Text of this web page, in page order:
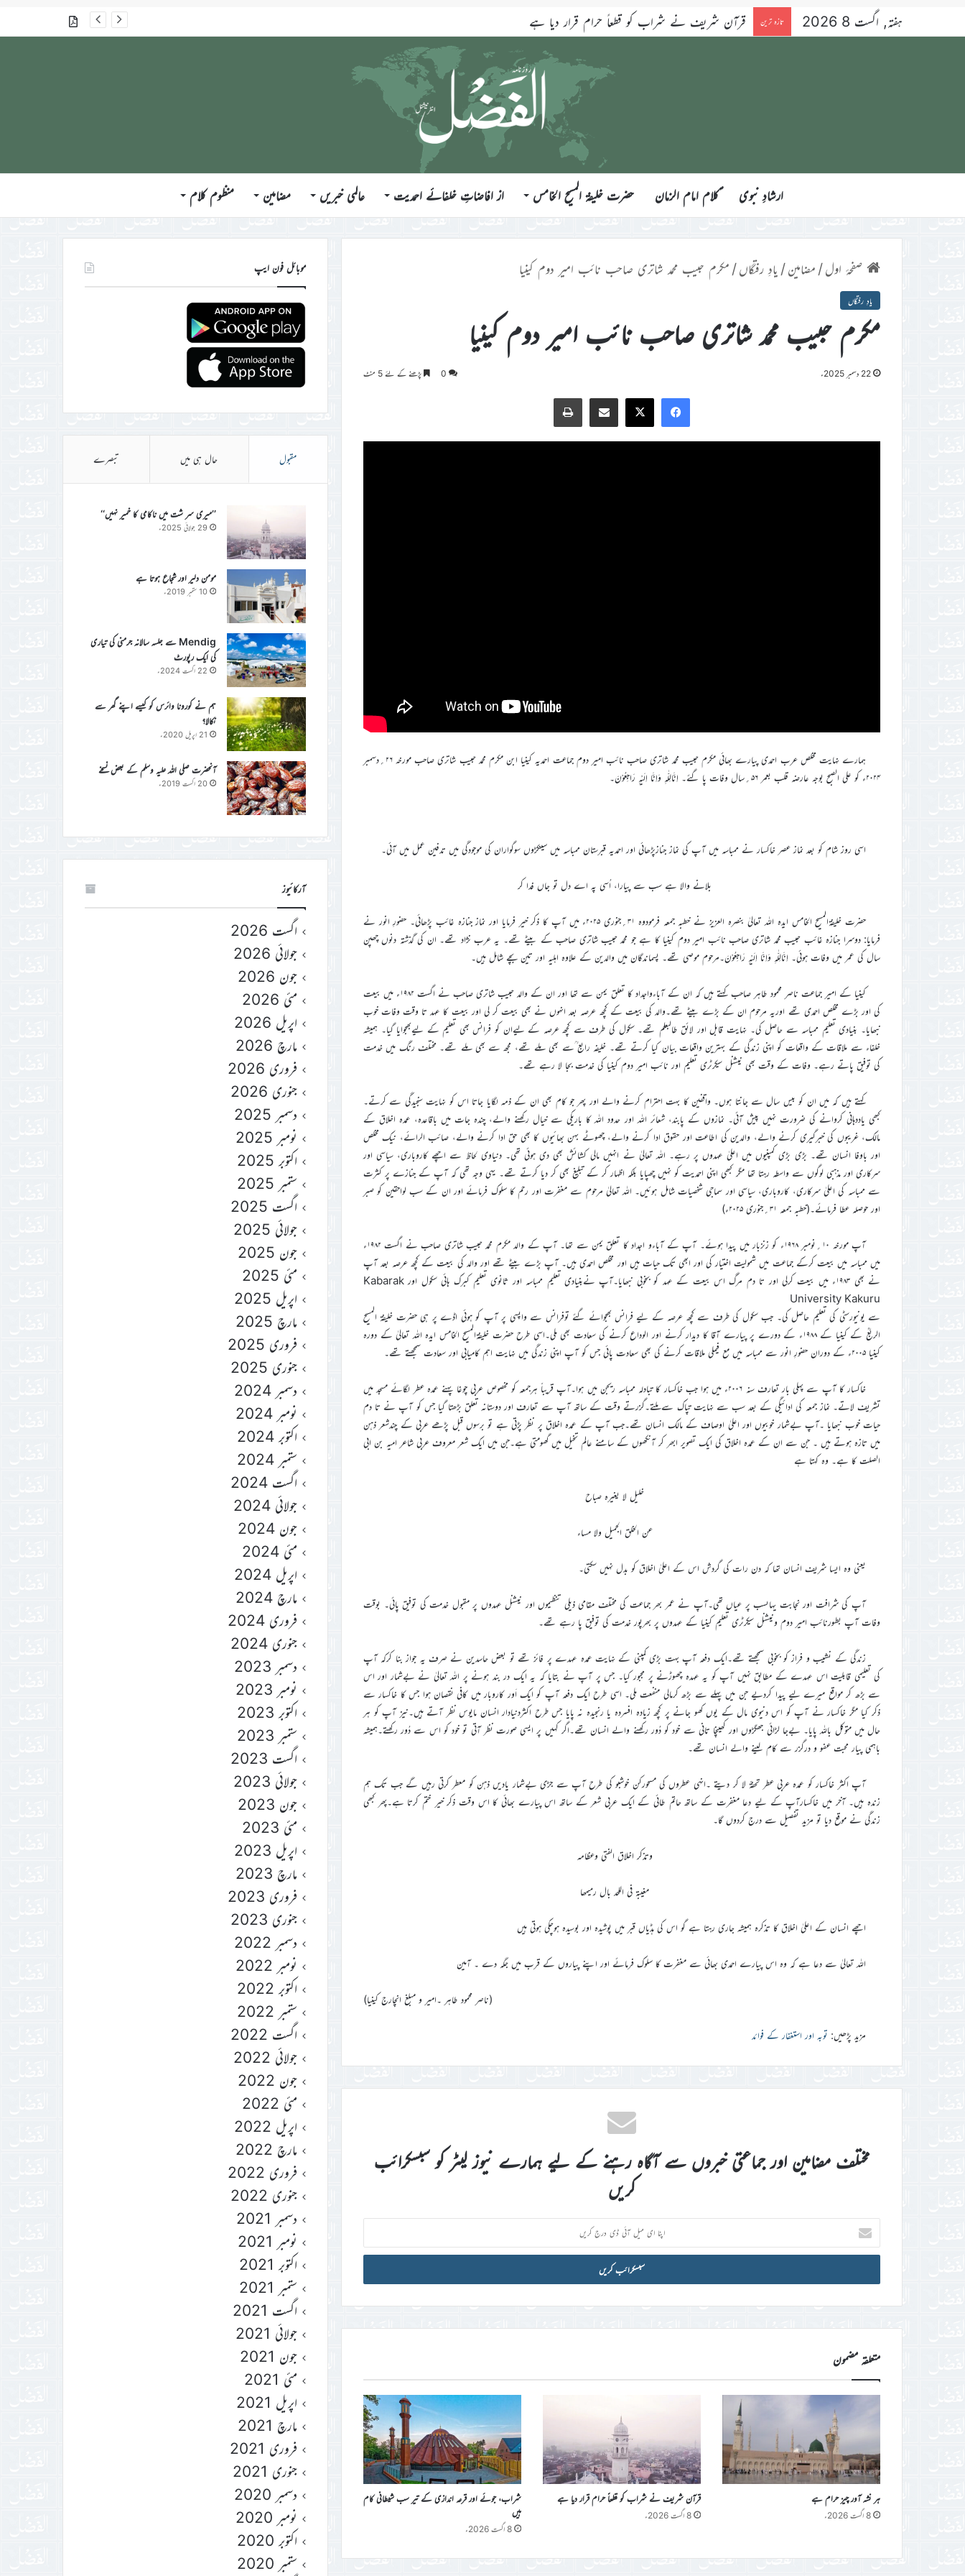
ہفتہ, اگست 8 2026 تازہ ترین قرآن شریف نے شراب کو قطعاً حرام قرار دیا ہے گذشتہ شمارے
ارشادِ نبوی ؑکلام امام الزمان حضرت خلیفۃ المسیح الخامس از افاضاتِ خلفائے احمدیت عالمی خبریں مضامین منظوم کلام
صفحۂ اول/ مضامین/ یادِ رفتگاں/ مکرم حبیب محمد شاتری صاحب نائب امیر دوم کینیا
یادِ رفتگاں
مکرم حبیب محمد شاتری صاحب نائب امیر دوم کینیا
22 دسمبر 2025ء 0 پڑھنے کے لئے 5 منٹ
Facebook
X
Share via Email
Print
ہمارے نہایت مخلص عرب احمدی پیارے بھائی مکرم حبیب محمد شاتری صاحب نائب امیر دوم جماعت احمدیہ کینیا ابن مکرم محمد حبیب شاتری صاحب مورخہ ۲۶؍دسمبر
۲۰۲۴ء کو علی الصبح بوجہ عارضہ قلب بعمر ۵۶؍سال وفات پا گئے۔ اِنَّالِلّٰہِ وَاِنَّا اِلَیْہِ رَاجِعُوْنَ۔
اسی روز شام کو بعد نماز عصر خاکسار نے ممباسہ میں آپ کی نماز جنازپڑھائی اور احمدیہ قبرستان ممباسہ میں سینکڑوں سوگواران کی موجودگی میں تدفین عمل میں آئی۔
بلانے والا ہے سب سے پیارا، اُسی پہ اے دل تو جاں فدا کر
حضرت خلیفۃالمسیح الخامس ایدہ اللہ تعالیٰ بنصرہ العزیز نے خطبہ جمعہ فرمودوہ ۳۱؍جنوری ۲۰۲۵ء میں آپ کا ذکر خیر فرمایا اور نماز جنازہ غائب پڑھائی۔ حضورِ انور نے
فرمایا: دوسرا جنازہ غائب حبیب محمد شاتری صاحب نائب امیر دوم کینیا کا ہے جو محمد حبیب شاتری صاحب کے بیٹے تھے۔ یہ عرب نژاد تھے۔ ان کی گذشتہ دنوں چھپن
سال کی عمر میں وفات ہوئی۔ اِنَّالِلّٰہِ وَاِنَّا اِلَیْہِ رَاجِعُوْنَ۔مرحوم موصی تھے۔ پسماندگان میں والدین کے علاوہ اہلیہ اور تین بچے شامل ہیں۔
کینیا کے امیر جماعت ناصر محمود طاہر صاحب کہتے ہیں کہ ان کے آباءواجداد کا تعلق یمن سے تھا اور ان کے والد حبیب شاتری صاحب نے اگست ۱۹۸۲ء میں بیعت
کی اور بڑے مخلص احمدی تھے اوریہ مرحوم ان کے بڑے بیٹے تھے۔والد کی بیعت کے کچھ عرصہ بعد انہوں نے بھی بیعت کر لی اور بیعت کا عہد تا وقت وفات خوب
نبھایا۔ بنیادی تعلیم ممباسہ سے حاصل کی۔ نہایت قابل اور لائق طالبعلم تھے۔ سکول کی طرف سے کچھ عرصہ کے لیےان کو فرانس بھی تعلیم کے لیےبھجوایا گیا۔ ہمیشہ
خلفاء سے ملاقات کے واقعات کو اپنی زندگی کے بہترین واقعات بیان کیا کرتے تھے۔ خلیفہ رابع ؒسے بھی ملے تھے، مجھ سے بھی ملے تھے۔ مختلف رنگ میں خدمت
کی توفیق پاتے رہے۔ وفات کے وقت بھی نیشنل سیکرٹری تعلیم اور نائب امیر دوم کینیا کی خدمت بجا لا رہے تھے۔
کہتے ہیں کہ میں ان کو بیس سال سے جانتا ہوں۔ واقفین کا بہت احترام کرنے والے اور پھر جو کام بھی ان کے ذمہ لگایا جاتا اس کو نہایت سنجیدگی سے کرتے۔
کبھی یاددہانی کروانے کی ضرورت نہیں پیش آئی۔ نمازوں کے پابند، شعائر اللہ اور حدود اللہ کا باریکی سے خیال رکھنے والے، چندہ جات میں باقاعدہ، عمدہ اخلاق کے
مالک، غریبوں کی خبرگیری کرنے والے، والدین کی اطاعت اور حقوق ادا کرنے والے، چھوٹے بہن بھائیوں کا بھی حق ادا کرنے والے، صائب الرائے، نیک مخلص
اور باوفا انسان تھے۔ بڑی بڑی کمپنیوں میں اعلیٰ عہدوں پر رہے۔ اللہ تعالیٰ نے انہیں مالی کشائش بھی دی ہوئی تھی۔ دنیاوی لحاظ سے اچھے کاروباری، سیاسی اور
سرکاری اور مذہبی لوگوں سے واسطہ رہتا تھا مگر کبھی اپنی احمدیت کو نہیں چھپایا بلکہ اظہار کر کے تبلیغ بھی کر دیا کرتے تھے۔ یہی وجہ تھی کہ آپ کے جنازے پر کثرت
سے ممباسہ کی اعلیٰ سرکاری، کاروباری، سیاسی اور سماجی شخصیات شامل ہوئیں۔ اللہ تعالیٰ مرحوم سے مغفرت اور رحم کا سلوک فرمائے اور ان کے سب لواحقین کو صبر
اور حوصلہ عطا فرمائے۔(خطبہ جمعہ ۳۱؍جنوری ۲۰۲۵ء)
آپ مورخہ ۱۰؍نومبر ۱۹۶۸ء کو زنزبار میں پیدا ہوئے۔ آپ کے آباءو اجداد کا تعلق یمن سے تھا۔ آپ کے والد مکرم محمد حبیب شاتری صاحب نے اگست ۱۹۸۲ء
میں ممباسہ میں بیعت کرکے جماعت میں شمولیت اختیار کی اور ابھی تک حیات ہیں اور مخلص احمدی ہیں۔ آپ بڑے بیٹے تھے اور والد کی بیعت کے کچھ عرصہ بعد آپ
نے بھی ۱۹۸۳ء میں بیعت کرلی اور تا دم مرگ اس بیعت کے عہد کو بخوبی نبھایا۔آپ نےبنیادی تعلیم ممباسہ اور ثانوی تعلیم کبرک ہائی سکول اور Kabarak
University Kakuru
سے یونیورسٹی کی تعلیم حاصل کی۔ جب سکول کی طرف سے کچھ عرصہ کے لیے فرانس بھجوائے گئے توفرانس سے واپسی پر آپ کو ہوئی اڈے پر ہی حضرت خلیفۃ المسیح
الربعؒ کے کینیا کے ۱۹۸۸ء کے دورے پر پیارے آقا کا دیدار کرنے اور الوداع کرنے کی سعادت بھی ملی۔اسی طرح حضرت خلیفۃالمسیح الخامس ایدہ اللہ تعالیٰ کے دورہ
کینیا ۲۰۰۵ء کے دوران حضورِ انور سے ممباسہ میں مع فیملی ملاقات کرنے کی بھی سعادت پائی جس کو آپ اپنی زندگی میں نہایت اہم کامیابی اور سعادت سمجھتے تھے۔
خاکسار کا آپ سے پہلی بار تعارف سنہ ۲۰۰۶ء میں ہوا جب خاکسار کا تبادلہ ممباسہ ریجن میں ہوا۔آپ قریباً ہرجمعہ کو مخصوص عربی چوغا پہنے عمدہ عطر لگائے مسجد میں
تشریف لاتے۔ نماز جمعہ کی ادائیگی کے بعد سب سے نہایت تپاک سے ملتے۔گزرتے وقت کے ساتھ آپ سے تعارف اور دوستانہ تعلق بڑھتا گیا جس کو آپ نے تا دم
حیات خوب نبھایا ۔آپ بےشمار خوبیوں اور اعلیٰ اوصاف کے مالک انسان تھے۔جب آپ کے عمدہ اخلاق پر نظر پڑتی ہے تو برسوں قبل پڑھے عربی کے چندشعر ذہن
میں تازہ ہوتے ہیں ۔ جن سے ان کے عمدہ اخلاق کی ایک تصویر ابھر کر آنکھوں کے سامنے عالم تخیل میں گھومتی ہے۔جن میں ایک شعر معروف عربی شاعر امیہ بن ابی
الصلت کا ہے۔ وہ کہتا ہے
خلیل لا یغیرہ صباح
عن الخلق الجمیل ولا مساء
یعنی وہ ایسا شریف انسان تھا کہ دن رات کی گردش اس کے اعلیٰ اخلاق کو بدل نہیں سکتی۔
آپ کی شرافت اور نجابت یہاںسب پر عیاں تھی۔آپ نے عمر بھر جماعت کی مختلف مقامی ذیلی تنظیموں اور نیشنل عہدوں پر مقبول خدمت کی توفیق پائی۔ بوقت
وفات آپ بطورنائب امیر دوم ونیشنل سیکرٹری تعلیم کینیا کے عہدوں پر بھرپور خدمت کی توفیق پا رہے تھے۔
زندگی کے نشیب و فراز کو بخوبی سمجھتے تھے۔ایک دفعہ آپ بہت بڑی کمپنی کے نہایت عمدہ عہدے پر فائز تھے تو بعض حاسدین نے صرف یہ جواز بنا کرکہ آپ
کی تعلیمی قابلیت اس عہدے کے مطابق نہیں آپ کو یہ عہدہ چھوڑنے پر مجبور کیا۔ جس پر آپ نے بتایا کہ یہ ایک در بند ہونے پر اللہ تعالیٰ نے بےشمار اور اس
سے بڑھ کر مواقع میرے لیے پیدا کردیے جن میں پہلے سے بڑھ کرمالی منفعت ملی۔ اسی طرح ایک دفعہ آپ کو ایک اَور کاروبار میں کافی نقصان ہوا جس کا خاکسار سے
ذکر کیا مگر خاکسار نے آپ کو اس دنیوی مال کے یوں کھو جانے پر کچھ زیادہ افسردہ یا رنجیدہ نہ پایا جس طرح اکثردنیادار انسان مایوس نظر آتے ہیں۔نیز آپ کو ہر
حال میں متوکل باللہ پایا۔ بےجا لڑائی جھگڑوں اور کھینچا تانی سے خود کو دُور رکھنے والے انسان تھے۔اگر کہیں پر ایسی صورت نظر آتی تو خود کو اس سے دُور رکھتے۔ہمیشہ
باہمی پیار محبت عفو و درگزر سے کام لینے والے انسان تھے۔
آپ اکثر خاکسار کو عمدہ عربی عطر تحفۃً لا کر دیتے ۔انہی عطروں کی مسحورکن خوشبو کی طرح آپ سے جڑی بےشمار یادیں ذہن کو معطر کرتی رہیں گے جب تک ہم
زندہ ہیں۔ آخر میں خاکسارآپ کے لیے دعا مغفرت کے ساتھ حاتم طائی کے ایک عربی شعر کے ساتھ اس پیارے بھائی کا اس وقت ذکر خیر ختم کرتا ہے۔پھر کبھی
زندگی نے موقع دیا تو مزید تفصیل سے درج کردوں گا۔
وتذکر اخلاق الفتی وعظامہ
مغیبۃ فی اللحد بال رمیمھا
اچھے انسان کے اعلیٰ اخلاق کا تذکرہ ہمیشہ جاری رہتا ہے گو اس کی ہڈیاں قبر میں پوشیدہ اور بوسیدہ ہوچکی ہوتی ہیں
اللہ تعالیٰ سے دعا ہے کہ وہ اس پیارے احمدی بھائی سے مغفرت کا سلوک فرمائے اور اپنے پیاروں کے قرب میں جگہ دے ۔ آمین
(ناصر محمود طاہر ۔امیر و مبلغ انچارج کینیا)
مزید پڑھیں: توبہ اور استغفار کے فوائد
مختلف مضامین اور جماعتی خبروں سے آگاہ رہنے کے لیے ہمارے نیوز لیٹر کو سبسکرائب
کریں
اپنا
ای
میل
ڈی
متعلقہ مضمون
ہر نشہ آور چیز حرام ہے
8 اگست 2026ء
قرآن شریف نے شراب کو قطعاً حرام قرار دیا ہے
8 اگست 2026ء
شراب، جوئے اور قرعہ اندازی کے تیر سب شیطانی کام
ہیں
8 اگست 2026ء
موبائل فون ایپ
مقبول حال ہی میں تبصرے
’’میری سر شت میں ناکامی کا خمیر نہیں‘‘
29 جولائی 2025ء
مومن دلیر اور شجاع ہوتا ہے
10 ستمبر 2019ء
Mendig سے جلسہ سالانہ جرمنی کی تیاری
کی ایک رپورٹ
22 اگست 2024ء
ہم نے کورونا وائرس کو کیسے اپنے گھر سے
نکالا؟
21 اپریل 2020ء
آنحضرت صلی اللہ علیہ وسلم کے بعض نسخے
20 اگست 2019ء
آرکائیوز
اگست 2026
جولائی 2026
جون 2026
مئی 2026
اپریل 2026
مارچ 2026
فروری 2026
جنوری 2026
دسمبر 2025
نومبر 2025
اکتوبر 2025
ستمبر 2025
اگست 2025
جولائی 2025
جون 2025
مئی 2025
اپریل 2025
مارچ 2025
فروری 2025
جنوری 2025
دسمبر 2024
نومبر 2024
اکتوبر 2024
ستمبر 2024
اگست 2024
جولائی 2024
جون 2024
مئی 2024
اپریل 2024
مارچ 2024
فروری 2024
جنوری 2024
دسمبر 2023
نومبر 2023
اکتوبر 2023
ستمبر 2023
اگست 2023
جولائی 2023
جون 2023
مئی 2023
اپریل 2023
مارچ 2023
فروری 2023
جنوری 2023
دسمبر 2022
نومبر 2022
اکتوبر 2022
ستمبر 2022
اگست 2022
جولائی 2022
جون 2022
مئی 2022
اپریل 2022
مارچ 2022
فروری 2022
جنوری 2022
دسمبر 2021
نومبر 2021
اکتوبر 2021
ستمبر 2021
اگست 2021
جولائی 2021
جون 2021
مئی 2021
اپریل 2021
مارچ 2021
فروری 2021
جنوری 2021
دسمبر 2020
نومبر 2020
اکتوبر 2020
ستمبر 2020